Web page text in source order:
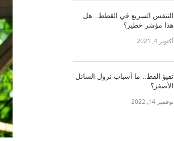
التنفس السريع في القطط.. هل
هذا مؤشر خطير؟
أكتوبر 4, 2021
تقيؤ القط.. ما أسباب نزول السائل
الأصفر؟
نوفمبر 14, 2022